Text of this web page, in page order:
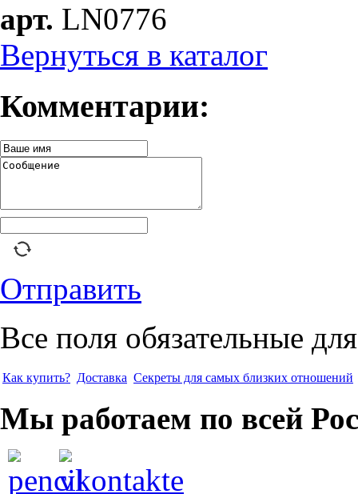
арт. LN0776
Вернуться в каталог
Комментарии:
Отправить
Все поля обязательные
Как купить? Доставка Секреты для самых близких отношений
Мы работаем по всей